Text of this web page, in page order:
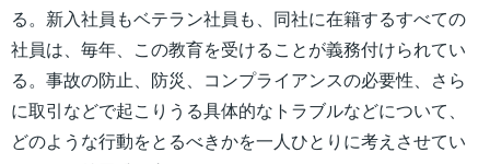
る。新入社員もベテラン社員も、同社に在籍するすべての
社員は、毎年、この教育を受けることが義務付けられてい
る。事故の防止、防災、コンプライアンスの必要性、さら
に取引などで起こりうる具体的なトラブルなどについて、
どのような行動をとるべきかを一人ひとりに考えさせてい